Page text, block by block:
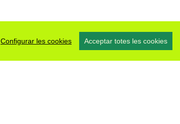
Configurar les cookies Acceptar totes les cookies